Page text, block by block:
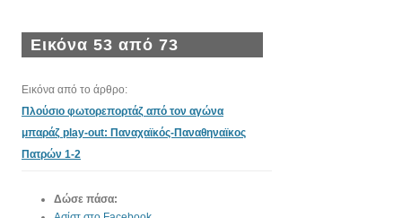
Εικόνα 53 από 73
Εικόνα από το άρθρο:
Πλούσιο φωτορεπορτάζ από τον αγώνα
μπαράζ play-out: Παναχαϊκός-Παναθηναϊκος
Πατρών 1-2
Δώσε πάσα: